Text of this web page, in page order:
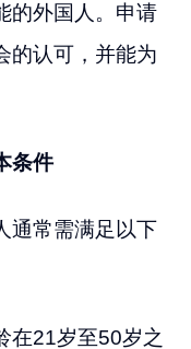
的外国人。申请
的认可，并能为
条件
通常需满足以下
在21岁至50岁之